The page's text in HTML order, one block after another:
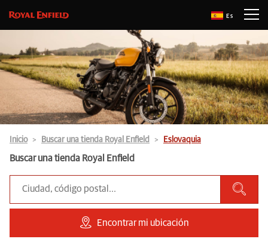
Es
Inicio Buscar una tienda Royal Enfield Eslovaquia
Buscar una tienda Royal Enfield
Encontrar mi ubicación